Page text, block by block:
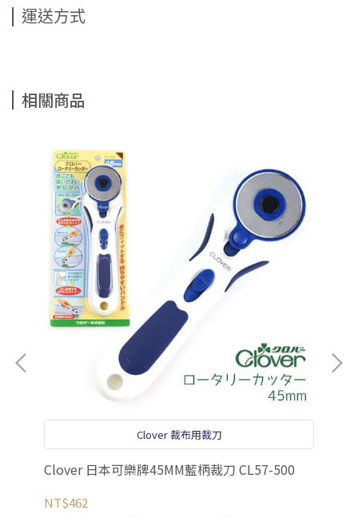
運送方式
相關商品
Clover 裁布用裁刀
Clover 日本可樂牌45MM藍柄裁刀 CL57-500
NT$462